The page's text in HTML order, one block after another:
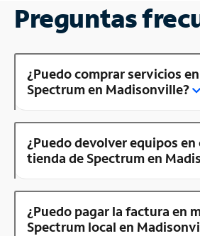
Preguntas
¿Puedo comprar servicios
Spectrum en Madisonville?
¿Puedo devolver equipos
tienda de Spectrum en
¿Puedo pagar la factura en
Spectrum local en